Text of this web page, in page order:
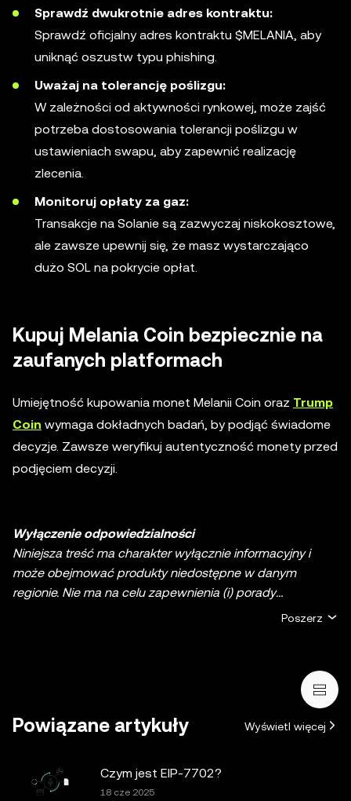
Sprawdź dwukrotnie adres kontraktu:
Sprawdź oficjalny adres kontraktu $MELANIA, aby
uniknąć oszustw typu phishing.
Uważaj na tolerancję poślizgu:
W zależności od aktywności rynkowej, może zajść
potrzeba dostosowania tolerancji poślizgu w
ustawieniach swapu, aby zapewnić realizację
zlecenia.
Monitoruj opłaty za gaz:
Transakcje na Solanie są zazwyczaj niskokosztowe,
ale zawsze upewnij się, że masz wystarczająco
dużo SOL na pokrycie opłat.
Kupuj Melania Coin bezpiecznie na
zaufanych platformach
Umiejętność kupowania monet Melanii Coin oraz Trump
Coin wymaga dokładnych badań, by podjąć świadome
decyzje. Zawsze weryfikuj autentyczność monety przed
podjęciem decyzji.
Wyłączenie odpowiedzialności
Niniejsza treść ma charakter wyłącznie informacyjny i
może obejmować produkty niedostępne w danym
regionie. Nie ma na celu zapewnienia (i) porady
inwestycyjnej lub rekomendacji inwestycyjnej; (ii) oferty
finansowego, księgowego, prawnego lub podatkowego.
Aktywa cyfrowe, w tym stablecoiny i NFT, wiążą się z
znacznym wahaniom. Musisz dokładnie rozważyć, czy
jest dla Ciebie odpowiednie w świetle Twojej sytuacji
finansowej. W przypadku pytań dotyczących konkretnej
Poszerz
Powiązane artykuły Wyświetl więcej
Czym jest EIP-7702?
18 cze 2025